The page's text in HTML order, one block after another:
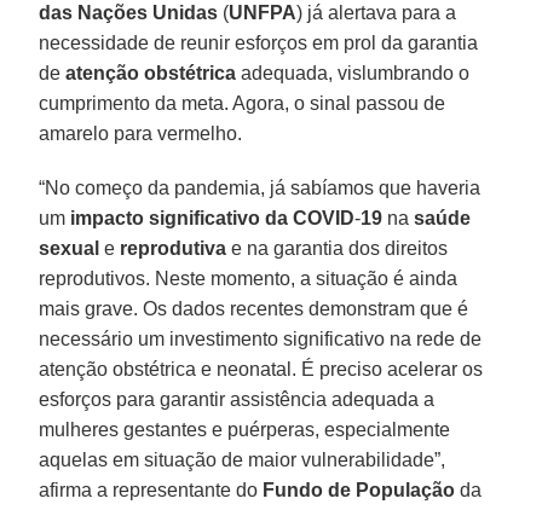
das Nações Unidas (UNFPA) já alertava para a
necessidade de reunir esforços em prol da garantia
de atenção obstétrica adequada, vislumbrando o
cumprimento da meta. Agora, o sinal passou de
amarelo para vermelho.
“No começo da pandemia, já sabíamos que haveria
um impacto significativo da COVID-19 na saúde
sexual e reprodutiva e na garantia dos direitos
reprodutivos. Neste momento, a situação é ainda
mais grave. Os dados recentes demonstram que é
necessário um investimento significativo na rede de
atenção obstétrica e neonatal. É preciso acelerar os
esforços para garantir assistência adequada a
mulheres gestantes e puérperas, especialmente
aquelas em situação de maior vulnerabilidade”,
afirma a representante do Fundo de Populaçãoda